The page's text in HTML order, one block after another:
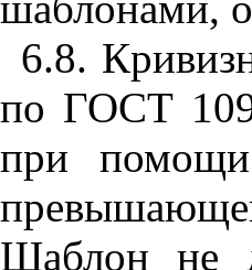
6.8.
по ГОСТ
при
Шаблон не